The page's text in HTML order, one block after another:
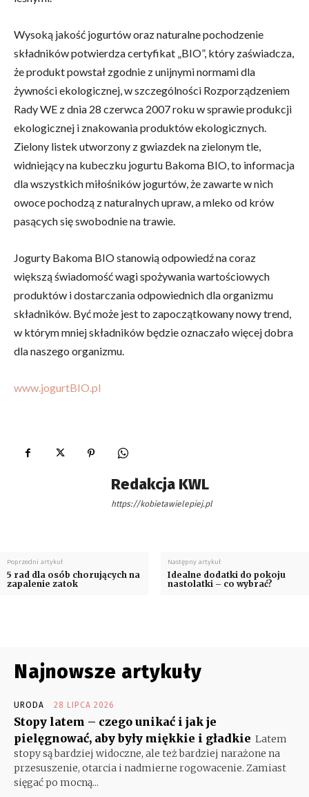
Wysoką jakość jogurtów oraz naturalne pochodzenie
składników potwierdza certyfikat „BIO”, który zaświadcza,
że produkt powstał zgodnie z unijnymi normami dla
żywności ekologicznej, w szczególności Rozporządzeniem
Rady WE z dnia 28 czerwca 2007 roku w sprawie produkcji
ekologicznej i znakowania produktów ekologicznych.
Zielony listek utworzony z gwiazdek na zielonym tle,
widniejący na kubeczku jogurtu Bakoma BIO, to informacja
dla wszystkich miłośników jogurtów, że zawarte w nich
owoce pochodzą z naturalnych upraw, a mleko od krów
pasących się swobodnie na trawie.
Jogurty Bakoma BIO stanowią odpowiedź na coraz
większą świadomość wagi spożywania wartościowych
produktów i dostarczania odpowiednich dla organizmu
składników. Być może jest to zapoczątkowany nowy trend,
w którym mniej składników będzie oznaczało więcej dobra
dla naszego organizmu.
www.jogurtBIO.pl
Redakcja KWL
https://kobietawielepiej.pl
Poprzedni artykuł
5 rad dla osób chorujących na
zapalenie zatok
Następny artykuł
Idealne dodatki do pokoju
nastolatki – co wybrać?
Najnowsze artykuły
URODA 28 LIPCA 2026
Stopy latem – czego unikać i jak je
pielęgnować, aby były miękkie i gładkie Latem
stopy są bardziej widoczne, ale też bardziej narażone na
przesuszenie, otarcia i nadmierne rogowacenie. Zamiast
sięgać po mocną...